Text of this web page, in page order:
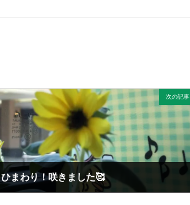
次の記事
ひまわり！咲きました🥰